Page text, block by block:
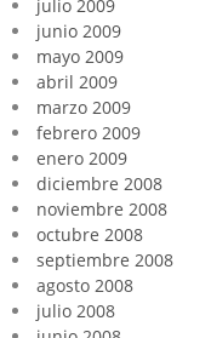
julio 2009
junio 2009
mayo 2009
abril 2009
marzo 2009
febrero 2009
enero 2009
diciembre 2008
noviembre 2008
octubre 2008
septiembre 2008
agosto 2008
julio 2008